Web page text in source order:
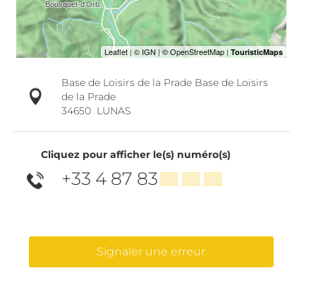
Base de Loisirs de la Prade Base de Loisirs
de la Prade
34650 LUNAS
Cliquez pour afficher le(s) numéro(s)
+33 4 87 83▒▒ ▒▒ ▒▒
Signaler une erreur